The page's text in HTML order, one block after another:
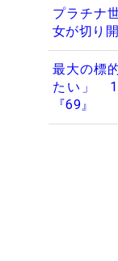
プラチナ
女が切り
最大の標
たい」
『69』